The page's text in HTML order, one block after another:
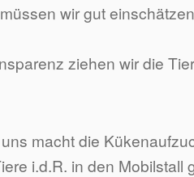
wir gut
ziehen wir die
macht die
i.d.R. in den Mobilstall